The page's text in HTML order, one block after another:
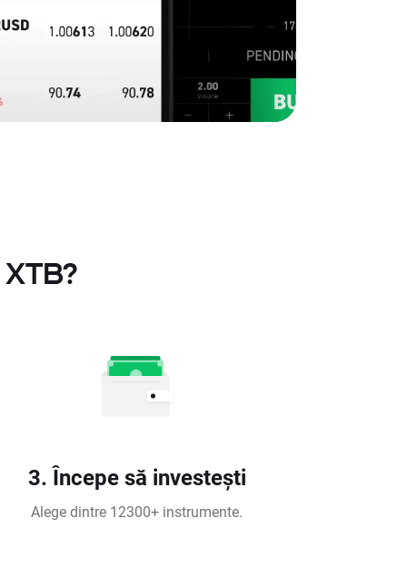
3. Începe să investești
Alege dintre 12300+ instrumente.